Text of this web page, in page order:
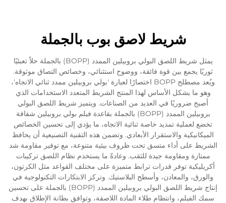
شريط لاصق بوب بالجملة
يمثل شريط اللصق البولي بروبيلين الممدد (BOPP) بالجملة حلاً تعبئيًا
ثوريًا يجمع بين قوة فائقة، ووضوح استثنائي، وخصائص التصاق موثوقة.
ويُعد مصطلح BOPP اختصارًا لعبارة 'بولي بروبيلين ممدد ثنائي الاتجاه'،
وهو ما يشكل الأساس لهذا المنتج الشريط المتعدد الاستخدامات الذي
أصبح ضروريًا في العديد من الصناعات. ويتميز شريط اللصق البولي
بروبيلين الممدد (BOPP) بالجملة بقاعدة فيلم بولي بروبيلين شفافة
تخضع لعملية تمديد خاصة ثنائية الاتجاه، ما يؤدي إلى تحسين الخصائص
الميكانيكية والاستقرار الأبعادي. وتضمن هذه التقنية التصنيعية أن يحافظ
الشريط على أداء متسق تحت ظروف بيئية متنوعة، مع توفير مقاومة شد
ممتازة ومقاومة جيدة للثقب. وعادةً ما يستخدم نظام اللصق تركيبات
أكريليكية توفر قدرات ترابط متميزة على مختلف القواعد مثل الكرتون،
والورق، والمعادن، وأسطح البلاستيك. وتركز الابتكارات التكنولوجية في
إنتاج شريط اللصق البولي بروبيلين الممدد (BOPP) بالجملة على تحسين
سمك الفيلم، وانتظام طلاء المادة اللاصقة، وتوافق بطانة الإطلاق بهدف